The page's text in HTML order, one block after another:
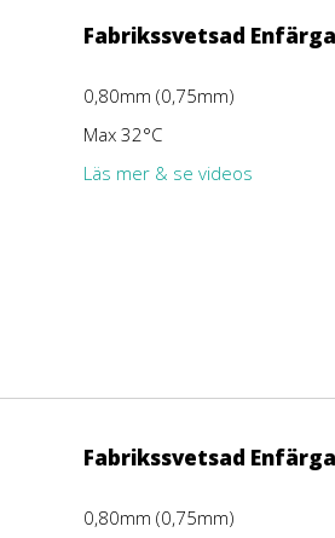
Fabrikssvetsad
0,80mm (0,75mm)
Max 32°C
Läs mer & se videos
Fabrikssvetsad
0,80mm (0,75mm)